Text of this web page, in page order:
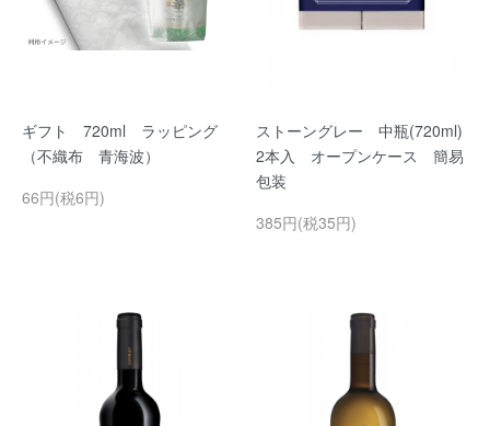
ギフト 720ml ラッピング
（不織布 青海波）
66円(税6円)
ストーングレー 中瓶(720ml)
2本入 オープンケース 簡易
包装
385円(税35円)